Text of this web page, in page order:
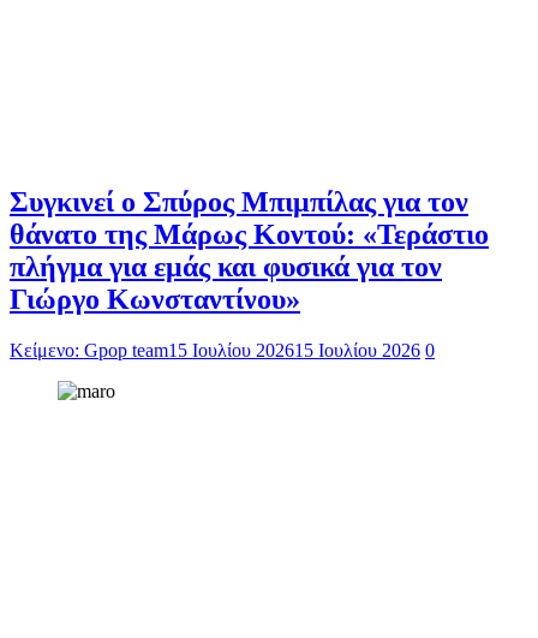
Συγκινεί ο Σπύρος Μπιμπίλας για τον
θάνατο της Μάρως Κοντού: «Τεράστιο
πλήγμα για εμάς και φυσικά για τον
Γιώργο Κωνσταντίνου»
Κείμενο: Gpop team15 Ιουλίου 202615 Ιουλίου 2026 0